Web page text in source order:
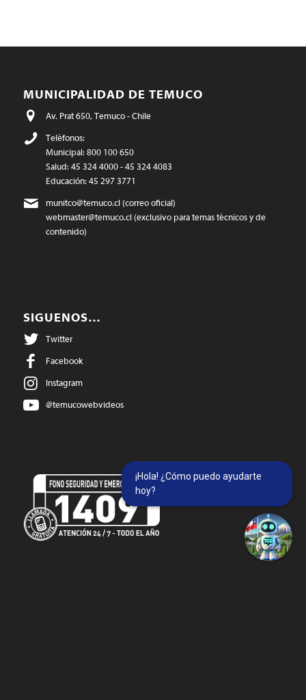
MUNICIPALIDAD DE TEMUCO
Av. Prat 650, Temuco - Chile
Teléfonos:
Municipal: 800 100 650
Salud: 45 324 4000 - 45 324 4083
Educación: 45 297 3771
munitco@temuco.cl(correo oficial)
webmaster@temuco.cl(exclusivo para temas técnicos y de
contenido)
SIGUENOS…
Twitter
Facebook
Instagram
@temucowebvideos
¡Hola! ¿Cómo puedo ayudarte
hoy?